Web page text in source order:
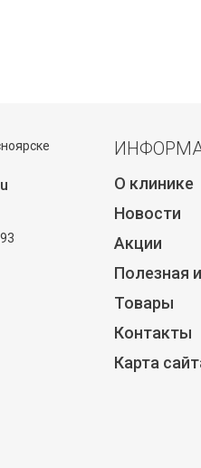
О клинике
Новости
Акции
Полезная
Товары
Контакты
Карта